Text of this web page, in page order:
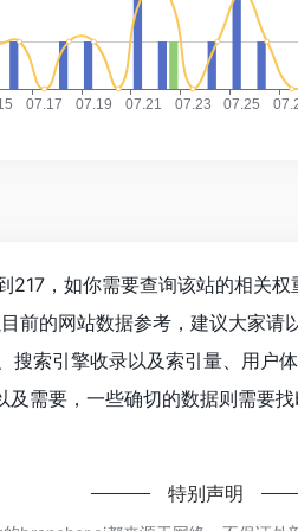
217，如你需要查询该站的相关
前的网站数据参考，建议大家请
搜索引擎收录以及索引量、用户
及需要，一些确切的数据则需要
特别声明